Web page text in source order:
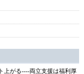
上がる----両立支援は福利厚